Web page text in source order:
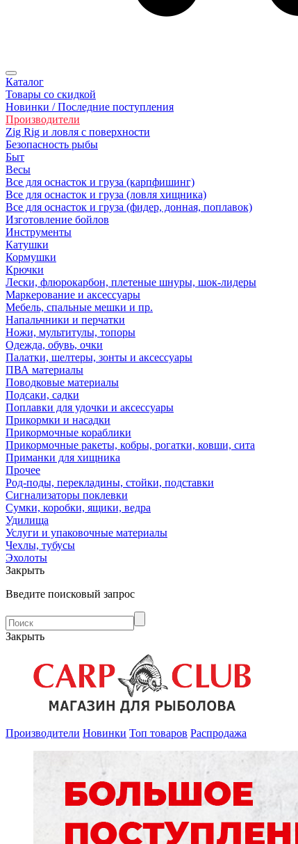
Каталог
Товары со скидкой
Новинки / Последние поступления
Производители
Zig Rig и ловля с поверхности
Безoпасность рыбы
Быт
Весы
Все для оснасток и груза (карпфишинг)
Все для оснасток и груза (ловля хищника)
Все для оснасток и груза (фидер, донная, поплавок)
Изготовление бойлов
Инструменты
Катушки
Кормушки
Крючки
Лески, флюрокарбон, плетеные шнуры, шок-лидеры
Маркерование и аксессуары
Мебель, спальные мешки и пр.
Напальчники и перчатки
Ножи, мультитулы, топоры
Одежда, обувь, очки
Палатки, шелтеры, зонты и аксессуары
ПВА материалы
Поводковые материалы
Подсаки, садки
Поплавки для удочки и аксессуары
Прикормки и насадки
Прикормочные кораблики
Прикормочные ракеты, кобры, рогатки, ковши, сита
Приманки для хищника
Прочее
Род-поды, перекладины, стойки, подставки
Сигнализаторы поклевки
Сумки, коробки, ящики, ведра
Удилища
Услуги и упаковочные материалы
Чехлы, тубусы
Эхолоты
Закрыть
Введите поисковый запрос
Закрыть
Производители Новинки Топ товаров Распродажа